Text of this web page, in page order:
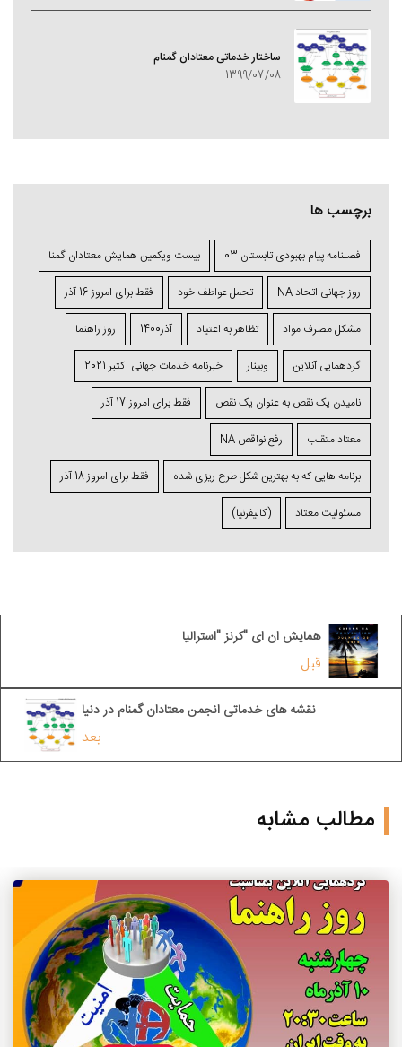
ساختار خدماتی معتادان گمنام
1399/07/08
برچسب ها
فصلنامه پیام بهبودی تابستان 03 بیست ویکمین همایش معتادان گمنا
روز جهانی اتحاد NA تحمل عواطف خود فقط برای امروز 16 آذر
مشکل مصرف مواد تظاهر به اعتیاد آذر1400 روز راهنما
گردهمایی آنلاین وبینار خبرنامه خدمات جهانی اکتبر 2021
نامیدن یک نقص به عنوان یک نقص فقط برای امروز 17 آذر
معتاد متقلب رفع نواقص NA
برنامه ⁯هایی که به بهترین شکل طرح ⁯ریزی ⁯شده فقط برای امروز 18 آذر
مسئولیت معتاد (کالیفرنیا)
همایش ان ای "کرنز "استرالیا
قبل
نقشه های خدماتی انجمن معتادان گمنام در دنیا
بعد
مطالب مشابه